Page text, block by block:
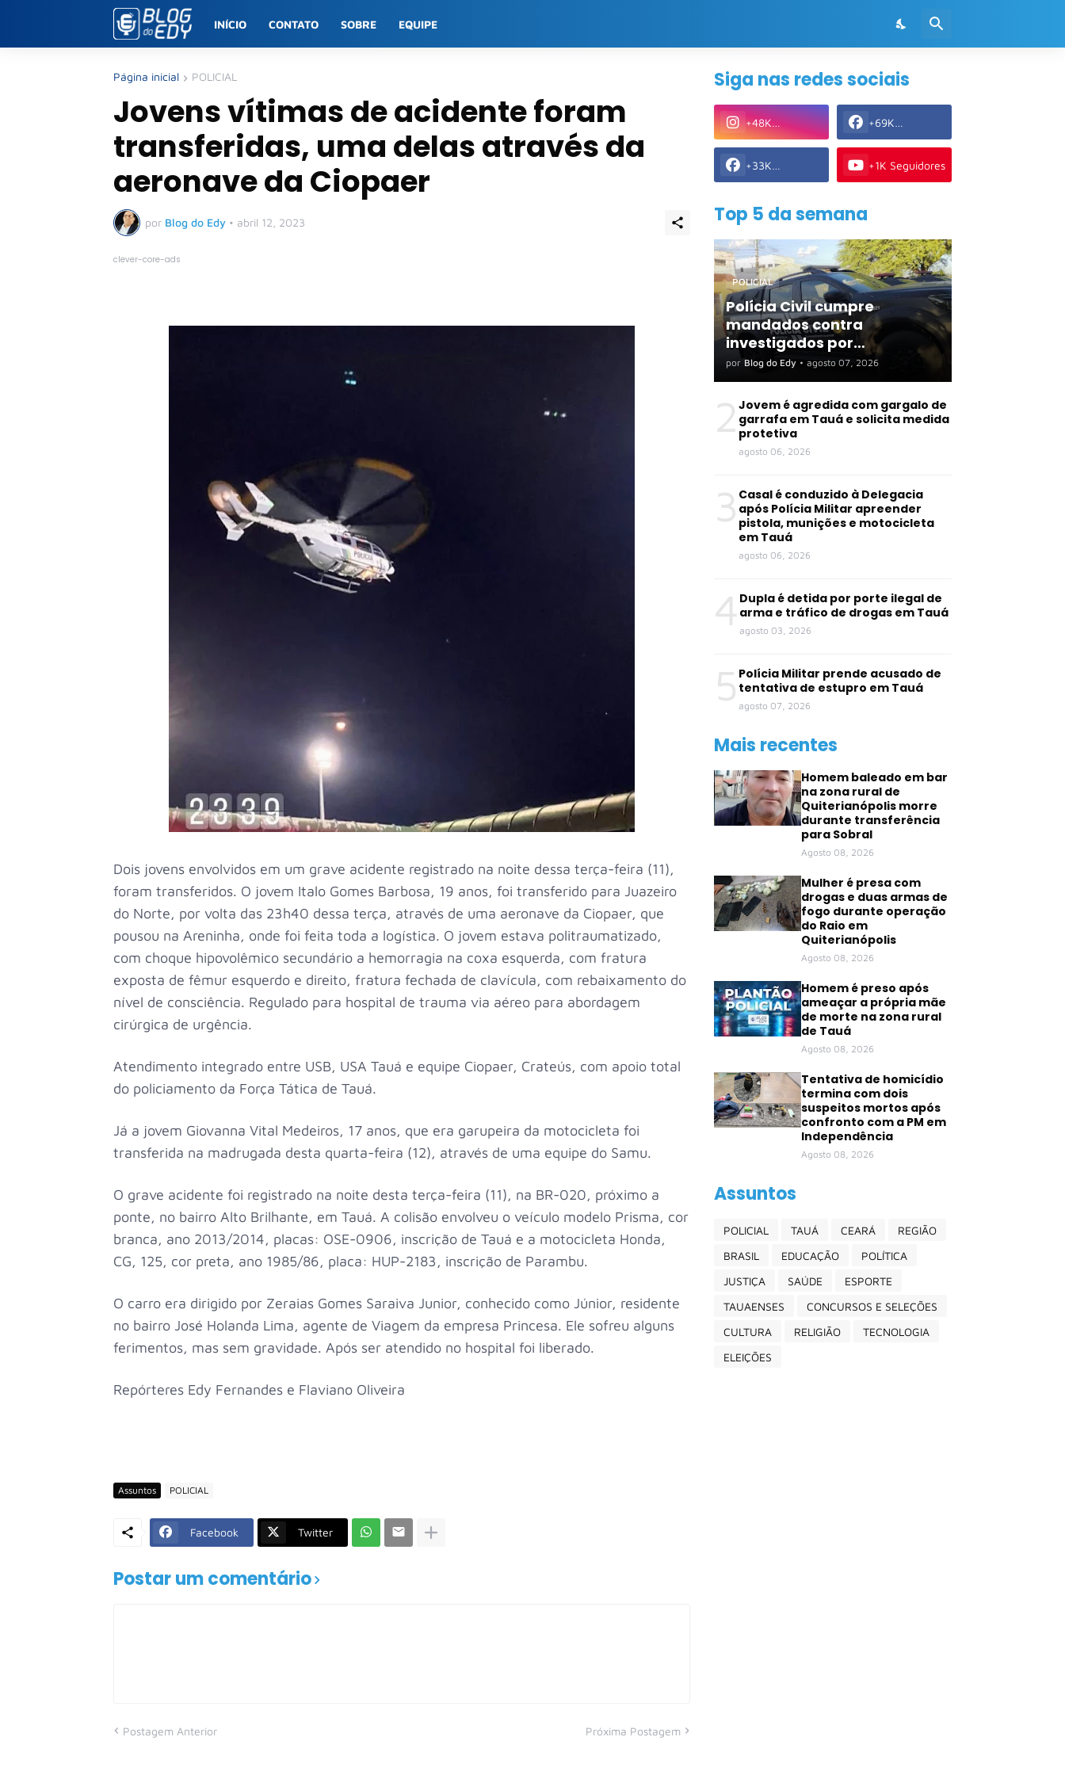
INÍCIO CONTATO SOBRE EQUIPE
Página inicial POLICIAL
Jovens vítimas de acidente foram
transferidas, uma delas através da
aeronave da Ciopaer
por Blog do Edy • abril 12, 2023
clever-core-ads
Dois jovens envolvidos em um grave acidente registrado na noite dessa terça-feira (11),
foram transferidos. O jovem Italo Gomes Barbosa, 19 anos, foi transferido para Juazeiro
do Norte, por volta das 23h40 dessa terça, através de uma aeronave da Ciopaer, que
pousou na Areninha, onde foi feita toda a logística. O jovem estava politraumatizado,
com choque hipovolêmico secundário a hemorragia na coxa esquerda, com fratura
exposta de fêmur esquerdo e direito, fratura fechada de clavícula, com rebaixamento do
nível de consciência. Regulado para hospital de trauma via aéreo para abordagem
cirúrgica de urgência.
Atendimento integrado entre USB, USA Tauá e equipe Ciopaer, Crateús, com apoio total
do policiamento da Força Tática de Tauá.
Já a jovem Giovanna Vital Medeiros, 17 anos, que era garupeira da motocicleta foi
transferida na madrugada desta quarta-feira (12), através de uma equipe do Samu.
O grave acidente foi registrado na noite desta terça-feira (11), na BR-020, próximo a
ponte, no bairro Alto Brilhante, em Tauá. A colisão envolveu o veículo modelo Prisma, cor
branca, ano 2013/2014, placas: OSE-0906, inscrição de Tauá e a motocicleta Honda,
CG, 125, cor preta, ano 1985/86, placa: HUP-2183, inscrição de Parambu.
O carro era dirigido por Zeraias Gomes Saraiva Junior, conhecido como Júnior, residente
no bairro José Holanda Lima, agente de Viagem da empresa Princesa. Ele sofreu alguns
ferimentos, mas sem gravidade. Após ser atendido no hospital foi liberado.
Repórteres Edy Fernandes e Flaviano Oliveira
Assuntos POLICIAL
Facebook Twitter
Postar um comentário
Postagem Anterior Próxima Postagem
Siga nas redes sociais
+48K
Seguidores
+69K
Seguidores
+33K
Seguidores
+1K Seguidores
Top 5 da semana
POLICIAL
Polícia Civil cumpre
mandados contra
investigados por
organização criminosa em
Tauá e outras cidades
por Blog do Edy • agosto 07, 2026
2 Jovem é agredida com gargalo de
garrafa em Tauá e solicita medida
protetiva
agosto 06, 2026
3 Casal é conduzido à Delegacia
após Polícia Militar apreender
pistola, munições e motocicleta
em Tauá
agosto 06, 2026
4 Dupla é detida por porte ilegal de
arma e tráfico de drogas em Tauá
agosto 03, 2026
5 Polícia Militar prende acusado de
tentativa de estupro em Tauá
agosto 07, 2026
Mais recentes
Homem baleado em bar
na zona rural de
Quiterianópolis morre
durante transferência
para Sobral
Agosto 08, 2026
Mulher é presa com
drogas e duas armas de
fogo durante operação
do Raio em
Quiterianópolis
Agosto 08, 2026
Homem é preso após
ameaçar a própria mãe
de morte na zona rural
de Tauá
Agosto 08, 2026
Tentativa de homicídio
termina com dois
suspeitos mortos após
confronto com a PM em
Independência
Agosto 08, 2026
Assuntos
POLICIAL TAUÁ CEARÁ
REGIÃO
BRASIL
EDUCAÇÃO
POLÍTICA
JUSTIÇA
SAÚDE
ESPORTE
TAUAENSES
CONCURSOS E SELEÇÕES
CULTURA
RELIGIÃO
TECNOLOGIA
ELEIÇÕES